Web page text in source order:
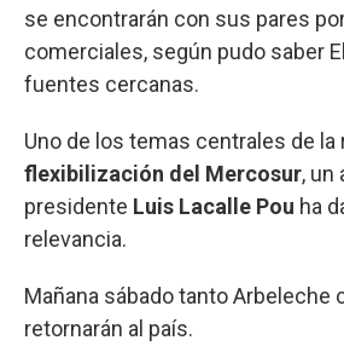
se encontrarán con sus pares
comerciales, según pudo saber
fuentes cercanas.
Uno de los temas centrales de la
flexibilización del Mercosur, un
presidente Luis Lacalle Pou ha
relevancia.
Mañana sábado tanto Arbeleche
retornarán al país.